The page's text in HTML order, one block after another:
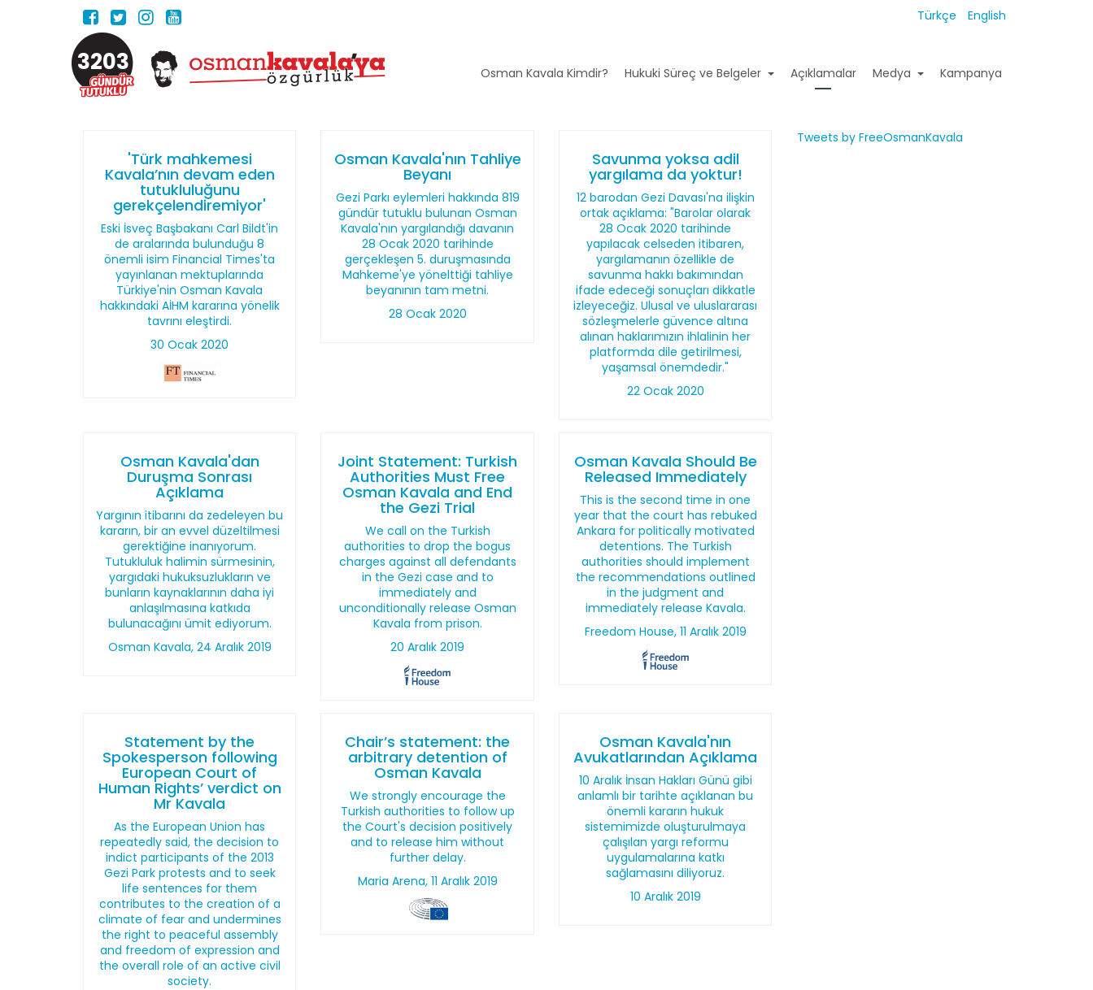
Türkçe English
3203 Osman Kavala Kimdir? Hukuki Süreç ve Belgeler Açıklamalar Medya Kampanya
'Türk mahkemesi
Kavala’nın devam eden
tutukluluğunu
gerekçelendiremiyor'
Eski İsveç Başbakanı Carl Bildt'in
de aralarında bulunduğu 8
önemli isim Financial Times'ta
yayınlanan mektuplarında
Türkiye'nin Osman Kavala
hakkındaki AİHM kararına yönelik
tavrını eleştirdi.
30 Ocak 2020
Osman Kavala'nın Tahliye
Beyanı
Gezi Parkı eylemleri hakkında 819
gündür tutuklu bulunan Osman
Kavala'nın yargılandığı davanın
28 Ocak 2020 tarihinde
gerçekleşen 5. duruşmasında
Mahkeme'ye yönelttiği tahliye
beyanının tam metni.
28 Ocak 2020
Savunma yoksa adil
yargılama da yoktur!
12 barodan Gezi Davası'na ilişkin
ortak açıklama: "Barolar olarak
28 Ocak 2020 tarihinde
yapılacak celseden itibaren,
yargılamanın özellikle de
savunma hakkı bakımından
ifade edeceği sonuçları dikkatle
izleyeceğiz. Ulusal ve uluslararası
sözleşmelerle güvence altına
alınan haklarımızın ihlalinin her
platformda dile getirilmesi,
yaşamsal önemdedir."
22 Ocak 2020
Osman Kavala'dan
Duruşma Sonrası
Açıklama
Yargının itibarını da zedeleyen bu
kararın, bir an evvel düzeltilmesi
gerektiğine inanıyorum.
Tutukluluk halimin sürmesinin,
yargıdaki hukuksuzlukların ve
bunların kaynaklarının daha iyi
anlaşılmasına katkıda
bulunacağını ümit ediyorum.
Osman Kavala, 24 Aralık 2019
Joint Statement: Turkish
Authorities Must Free
Osman Kavala and End
the Gezi Trial
We call on the Turkish
authorities to drop the bogus
charges against all defendants
in the Gezi case and to
immediately and
unconditionally release Osman
Kavala from prison.
20 Aralık 2019
Osman Kavala Should Be
Released Immediately
This is the second time in one
year that the court has rebuked
Ankara for politically motivated
detentions. The Turkish
authorities should implement
the recommendations outlined
in the judgment and
immediately release Kavala.
Freedom House, 11 Aralık 2019
Statement by the
Spokesperson following
European Court of
Human Rights’ verdict on
Mr Kavala
As the European Union has
repeatedly said, the decision to
indict participants of the 2013
Gezi Park protests and to seek
life sentences for them
contributes to the creation of a
climate of fear and undermines
the right to peaceful assembly
and freedom of expression and
the overall role of an active civil
society.
Chair’s statement: the
arbitrary detention of
Osman Kavala
We strongly encourage the
Turkish authorities to follow up
the Court's decision positively
and to release him without
further delay.
Maria Arena, 11 Aralık 2019
Osman Kavala'nın
Avukatlarından Açıklama
10 Aralık İnsan Hakları Günü gibi
anlamlı bir tarihte açıklanan bu
önemli kararın hukuk
sistemimizde oluşturulmaya
çalışılan yargı reformu
uygulamalarına katkı
sağlamasını diliyoruz.
10 Aralık 2019
Tweets by FreeOsmanKavala